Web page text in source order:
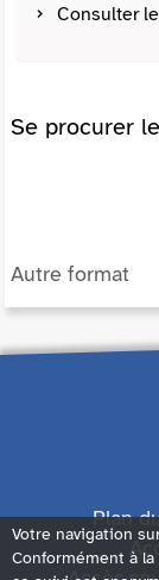
Consulter
Se procurer
Autre format
Plan
Votre navigation
Conformément à